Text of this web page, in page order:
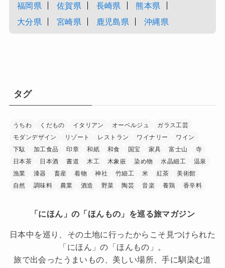
福岡県
佐賀県 長崎県
熊本県
大分県
宮崎県 鹿児島県 沖縄県
タグ
うちわ くだもの イタリアン オーベルジュ
ガラス工芸
モダンデザイン
リゾート レストラン ワイナリー
ワイン
下駄
加工食品 印章 和紙 和食 国宝 家具 富士山
寺
日本茶
日本酒 書道 木工 木象嵌 染め物 水晶細工
温泉
漁業
漆器 畜産 着物 神社 竹細工 米 紅茶
美術館
自然
調味料 農業 酒造 野菜 陶芸 音楽 養鶏 香辛料
「にほん」の「ほんもの」を巡る旅マガジン
日本中を巡り、その土地に行ったからこそ見つけられた
「にほん」の「ほんもの」。
旅で出会ったうまいもの、美しい場所、手に馴染む道